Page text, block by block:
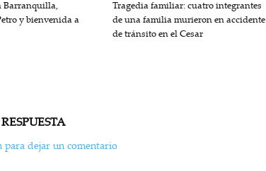
Barranquilla,
y bienvenida a
Tragedia familiar: cuatro integrantes
de una familia murieron en accidente
de tránsito en el Cesar
para dejar un comentario